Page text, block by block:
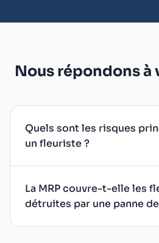
Nous répondons à
Quels sont les risques
un fleuriste ?
La MRP couvre-t-elle les
détruites par une panne